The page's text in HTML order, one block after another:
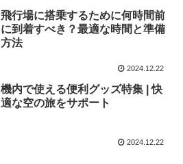
飛行場に搭乗するために何時間前
に到着すべき？最適な時間と準備
方法
2024.12.22
機内で使える便利グッズ特集 | 快
適な空の旅をサポート
2024.12.22